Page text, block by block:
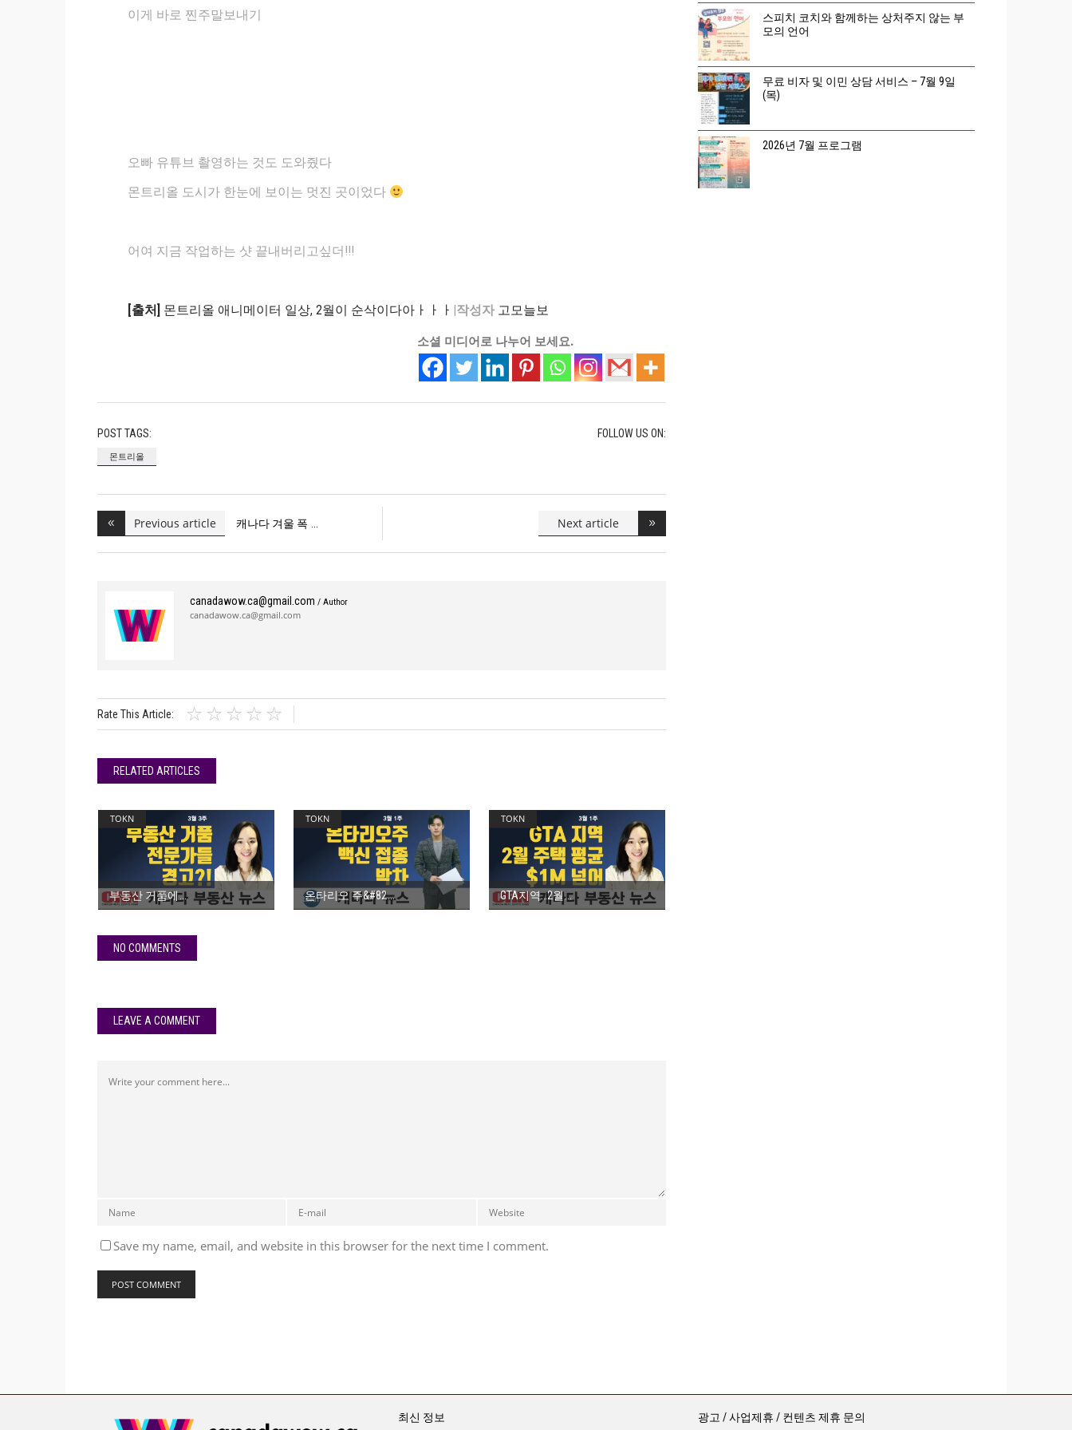
이게 바로 찐주말보내기
오빠 유튜브 촬영하는 것도 도와줬다
몬트리올 도시가 한눈에 보이는 멋진 곳이었다
어여 지금 작업하는 샷 끝내버리고싶더!!!
[출처] 몬트리올 애니메이터 일상, 2월이 순삭이다아ㅏㅏㅏ |작성자 고모늘보
소셜 미디어로 나누어 보세요.
POST TAGS:
몬트리올
FOLLOW US ON:
Previous article 캐나다 겨울 폭 Next article
canadawow.ca@gmail.com / Author
canadawow.ca@gmail.com
Rate This Article:
RELATED ARTICLES
TOKN
부동산 거품에
TOKN
온타리오 주&#82
TOKN
GTA지역…2월
NO COMMENTS
LEAVE A COMMENT
Save my name, email, and website in this browser for the next time I comment.
스피치 코치와 함께하는 상처주지 않는 부
모의 언어
무료 비자 및 이민 상담 서비스 – 7월 9일
(목)
2026년 7월 프로그램
최신 정보 광고 / 사업제휴 / 컨텐츠 제휴 문의